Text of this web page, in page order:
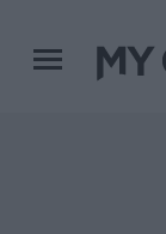
Menu główne